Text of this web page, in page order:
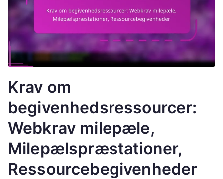
Krav om
begivenhedsressourcer:
Webkrav milepæle,
Milepælspræstationer,
Ressourcebegivenheder